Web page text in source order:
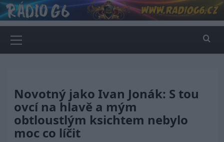
Skip
to
content
Menu
Novotný jako Ivan Jonák: S tou
ovcí na hlavě a mým
obtloustlým ksichtem nebylo
moc co líčit